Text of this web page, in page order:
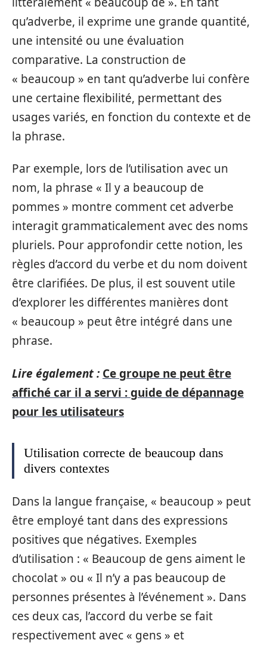
qu’adverbe, il exprime une grande quantité,
une intensité ou une évaluation
comparative. La construction de
« beaucoup » en tant qu’adverbe lui confère
une certaine flexibilité, permettant des
usages variés, en fonction du contexte et de
la phrase.
Par exemple, lors de l’utilisation avec un
nom, la phrase « Il y a beaucoup de
pommes » montre comment cet adverbe
interagit grammaticalement avec des noms
pluriels. Pour approfondir cette notion, les
règles d’accord du verbe et du nom doivent
être clarifiées. De plus, il est souvent utile
d’explorer les différentes manières dont
« beaucoup » peut être intégré dans une
phrase.
Lire également : Ce groupe ne peut être
affiché car il a servi : guide de dépannage
pour les utilisateurs
Utilisation correcte de beaucoup dans
divers contextes
Dans la langue française, « beaucoup » peut
être employé tant dans des expressions
positives que négatives. Exemples
d’utilisation : « Beaucoup de gens aiment le
chocolat » ou « Il n’y a pas beaucoup de
personnes présentes à l’événement ». Dans
ces deux cas, l’accord du verbe se fait
respectivement avec « gens » et